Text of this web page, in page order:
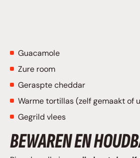
Guacamole
Zure room
Geraspte cheddar
Warme tortillas (zelf gemaakt of
Gegrild vlees
BEWAREN EN